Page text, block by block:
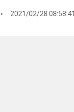
2021/02/28 08:58:41